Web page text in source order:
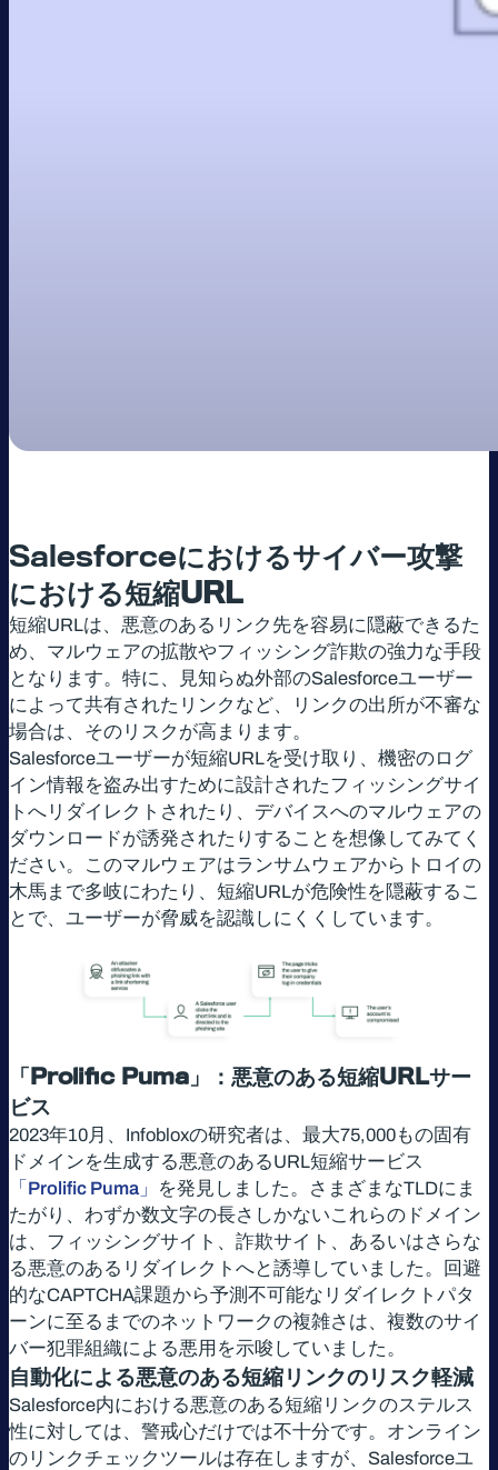
Salesforceにおけるサイバー攻撃
における短縮URL
短縮URLは、悪意のあるリンク先を容易に隠蔽できるた
め、マルウェアの拡散やフィッシング詐欺の強力な手段
となります。特に、見知らぬ外部のSalesforceユーザー
によって共有されたリンクなど、リンクの出所が不審な
場合は、そのリスクが高まります。
Salesforceユーザーが短縮URLを受け取り、機密のログ
イン情報を盗み出すために設計されたフィッシングサイ
トへリダイレクトされたり、デバイスへのマルウェアの
ダウンロードが誘発されたりすることを想像してみてく
ださい。このマルウェアはランサムウェアからトロイの
木馬まで多岐にわたり、短縮URLが危険性を隠蔽するこ
とで、ユーザーが脅威を認識しにくくしています。
「Prolific Puma」：悪意のある短縮URLサー
ビス
2023年10月、Infobloxの研究者は、最大75,000もの固有
ドメインを生成する悪意のあるURL短縮サービス
「Prolific Puma」
を発見しました。さまざまなTLDにま
たがり、わずか数文字の長さしかないこれらのドメイン
は、フィッシングサイト、詐欺サイト、あるいはさらな
る悪意のあるリダイレクトへと誘導していました。回避
的なCAPTCHA課題から予測不可能なリダイレクトパタ
ーンに至るまでのネットワークの複雑さは、複数のサイ
バー犯罪組織による悪用を示唆していました。
自動化による悪意のある短縮リンクのリスク軽減
Salesforce内における悪意のある短縮リンクのステルス
性に対しては、警戒心だけでは不十分です。オンライン
のリンクチェックツールは存在しますが、Salesforceユ